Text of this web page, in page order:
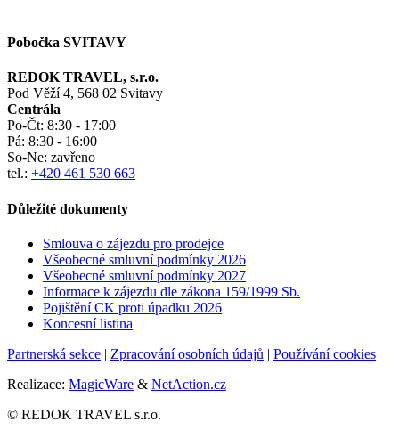
Pobočka SVITAVY
REDOK TRAVEL, s.r.o.
Pod Věží 4, 568 02 Svitavy
Centrála
Po-Čt: 8:30 - 17:00
Pá: 8:30 - 16:00
So-Ne: zavřeno
tel.: +420 461 530 663
Důležité dokumenty
Smlouva o zájezdu pro prodejce
Všeobecné smluvní podmínky 2026
Všeobecné smluvní podmínky 2027
Informace k zájezdu dle zákona 159/1999 Sb.
Pojištění CK proti úpadku 2026
Koncesní listina
Partnerská sekce | Zpracování osobních údajů | Používání cookies
Realizace: MagicWare & NetAction.cz
© REDOK TRAVEL s.r.o.